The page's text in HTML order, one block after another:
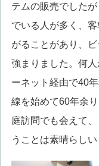
テムの販売でした
でいる人が多く、
がることがあり、
強まりました。何
ーネット経由で40
線を始めて60年余
庭訪問でも会えて
うことは素晴らしい